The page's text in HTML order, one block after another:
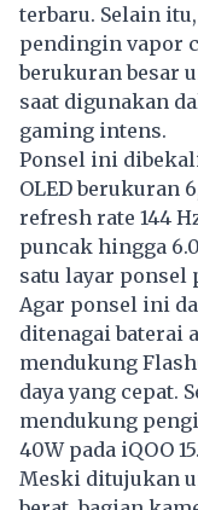
terbaru. Selain
pendingin vapor
berukuran besar
saat digunakan
gaming intens.
Ponsel ini
OLED berukuran
refresh rate 144
puncak hingga
satu layar ponsel
Agar ponsel ini
ditenagai baterai
mendukung
daya yang cepat.
mendukung
40W pada iQOO 15.
Meski ditujukan